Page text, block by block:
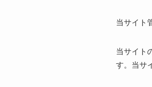
当サイト
当サイト
す。当サ